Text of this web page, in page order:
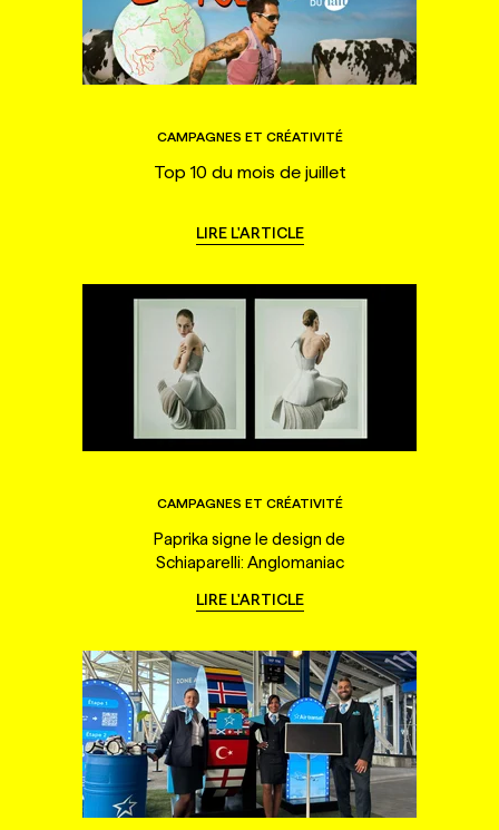
CAMPAGNES ET CRÉATIVITÉ
Top 10 du mois de juillet
LIRE L'ARTICLE
CAMPAGNES ET CRÉATIVITÉ
Paprika signe le design de
Schiaparelli: Anglomaniac
LIRE L'ARTICLE